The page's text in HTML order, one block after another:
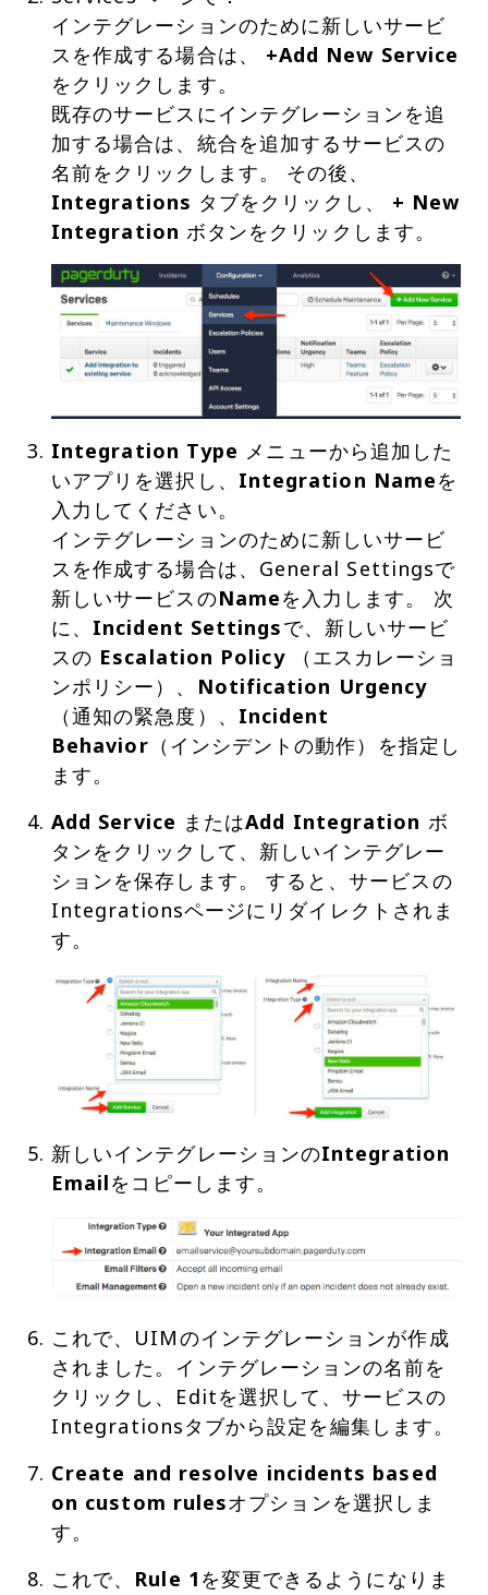
インテグレーションのために新しいサービ
スを作成する場合は、 +Add New Service
をクリックします。
既存のサービスにインテグレーションを追
加する場合は、統合を追加するサービスの
名前をクリックします。 その後、
Integrations タブをクリックし、 + New
Integration
Integration Type メニューから追加した
いアプリを選択し、 Integration Nameを
入力してください。
インテグレーションのために新しいサービ
スを作成する場合は、General Settingsで
新しいサービスのNameを入力します。 次
に、 Incident Settingsで、新しいサービ
スの Escalation Policy（エスカレーショ
ンポリシー）、
Notification Urgency
（通知の緊急度）、 Incident
Behavior （インシデントの動作）を指定し
ます。
Add Service またはAdd Integration ボ
タンをクリックして、新しいインテグレー
ションを保存します。 すると、サービスの
Integrationsページにリダイレクトされま
新しいインテグレーションのIntegration
Emailをコピーします。
これで、UIMのインテグレーションが作成
されました。インテグレーションの名前を
クリックし、Editを選択して、サービスの
Integrationsタブから設定を編集します。
Create and resolve incidents based
on custom rulesオプションを選択しま
す。
これで、 Rule 1 を変更できるようになりま